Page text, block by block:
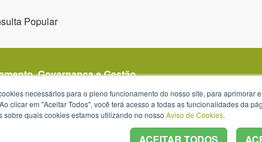
Popular
Governança e Gestão
1501
mapa
necessários para o pleno funcionamento do nosso site, para
clicar em "Aceitar Todos", você terá acesso a todas as funcionalidades da
sobre quais cookies estamos utilizando no nosso Aviso de Cookies.